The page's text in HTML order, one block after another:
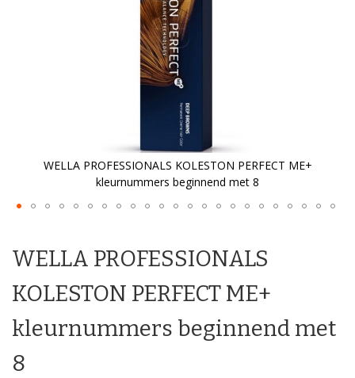
WELLA PROFESSIONALS KOLESTON PERFECT ME+
kleurnummers beginnend met 8
het
begin
de
gallerij
WELLA PROFESSIONALS
KOLESTON PERFECT ME+
kleurnummers beginnend met
8